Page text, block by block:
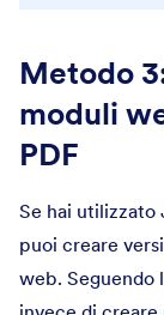
Metodo
moduli
PDF
Se hai utilizzato
puoi creare
web. Seguendo